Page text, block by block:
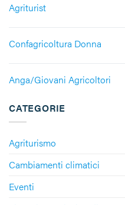
Agriturist
Confagricoltura Donna
Anga/Giovani Agricoltori
CATEGORIE
Agriturismo
Cambiamenti climatici
Eventi